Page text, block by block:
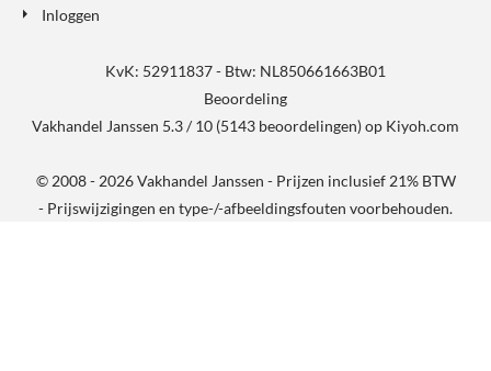
Inloggen
KvK: 52911837 - Btw: NL850661663B01
Beoordeling
Vakhandel Janssen 5.3/10 (5143 beoordelingen) op Kiyoh.com
© 2008 - 2026 Vakhandel Janssen - Prijzen inclusief 21% BTW
- Prijswijzigingen en type-/-afbeeldingsfouten voorbehouden.